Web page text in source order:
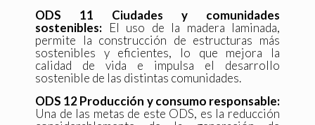
ODS 11 Ciudades y comunidades
sostenibles: El uso de la madera laminada,
permite la construcción de estructuras más
sostenibles y eficientes, lo que mejora la
calidad de vida e impulsa el desarrollo
sostenible de las distintas comunidades.
ODS 12 Producción y consumo responsable:
Una de las metas de este ODS, es la reducción